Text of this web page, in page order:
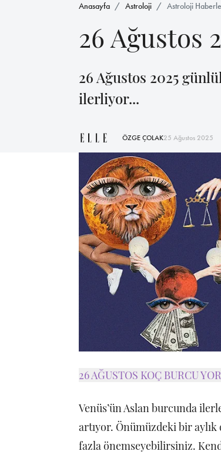
Anasayfa Astroloji Astroloji
26 Ağustos
26 Ağustos 2025
ilerliyor...
ÖZGE ÇOLAK25 Ağustos 2025
26 AĞUSTOS KOÇ BURCU
Venüs’ün Aslan burcunda
artıyor. Önümüzdeki bir
fazla önemseyebilirsiniz.